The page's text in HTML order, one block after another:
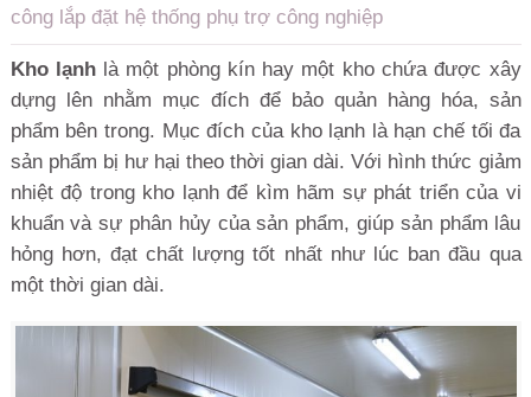
công lắp đặt hệ thống phụ trợ công nghiệp
Kho lạnhlà một phòng kín hay một kho chứa được xây
dựng lên nhằm mục đích để bảo quản hàng hóa, sản
phẩm bên trong. Mục đích của kho lạnh là hạn chế tối đa
sản phẩm bị hư hại theo thời gian dài. Với hình thức giảm
nhiệt độ trong kho lạnh để kìm hãm sự phát triển của vi
khuẩn và sự phân hủy của sản phẩm, giúp sản phẩm lâu
hỏng hơn, đạt chất lượng tốt nhất như lúc ban đầu qua
một thời gian dài.